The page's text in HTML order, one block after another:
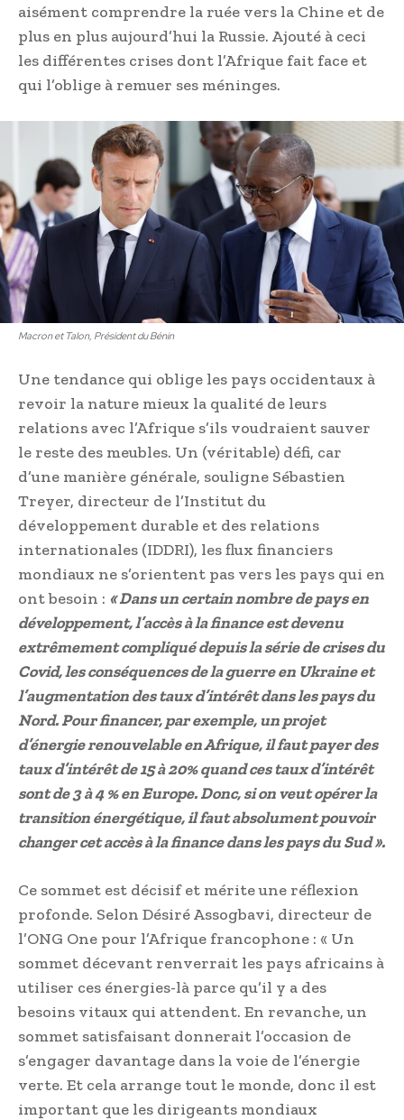
aisément comprendre la ruée vers la Chine et de
plus en plus aujourd’hui la Russie. Ajouté à ceci
les différentes crises dont l’Afrique fait face et
qui l’oblige à remuer ses méninges.
Macron et Talon, Président du Bénin
Une tendance qui oblige les pays occidentaux à
revoir la nature mieux la qualité de leurs
relations avec l’Afrique s’ils voudraient sauver
le reste des meubles. Un (véritable) défi, car
d’une manière générale, souligne Sébastien
Treyer, directeur de l’Institut du
développement durable et des relations
internationales (IDDRI), les flux financiers
mondiaux ne s’orientent pas vers les pays qui en
ont besoin : « Dans un certain nombre de pays en
développement, l’accès à la finance est devenu
extrêmement compliqué depuis la série de crises du
Covid, les conséquences de la guerre en Ukraine et
l’augmentation des taux d’intérêt dans les pays du
Nord. Pour financer, par exemple, un projet
d’énergie renouvelable en Afrique, il faut payer des
taux d’intérêt de 15 à 20% quand ces taux d’intérêt
sont de 3 à 4 % en Europe. Donc, si on veut opérer la
transition énergétique, il faut absolument pouvoir
changer cet accès à la finance dans les pays du Sud ».
Ce sommet est décisif et mérite une réflexion
profonde. Selon Désiré Assogbavi, directeur de
l’ONG One pour l’Afrique francophone : « Un
sommet décevant renverrait les pays africains à
utiliser ces énergies-là parce qu’il y a des
besoins vitaux qui attendent. En revanche, un
sommet satisfaisant donnerait l’occasion de
s’engager davantage dans la voie de l’énergie
verte. Et cela arrange tout le monde, donc il est
important que les dirigeants mondiaux